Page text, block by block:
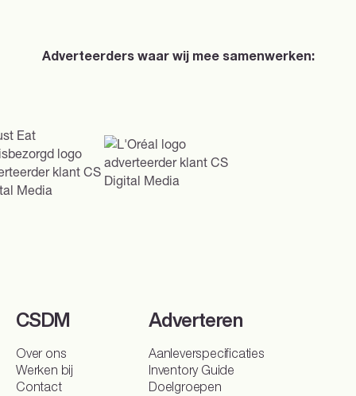
Adverteerders waar wij mee samenwerken:
Kies jouw doel
CSDM
Over ons
Werken bij
Contact
Adverteren
Aanleverspecificaties
Inventory Guide
Doelgroepen